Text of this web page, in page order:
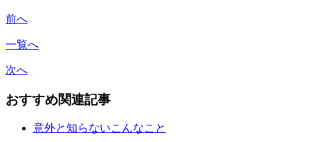
前へ
一覧へ
次へ
おすすめ関連記事
意外と知らないこんなこと